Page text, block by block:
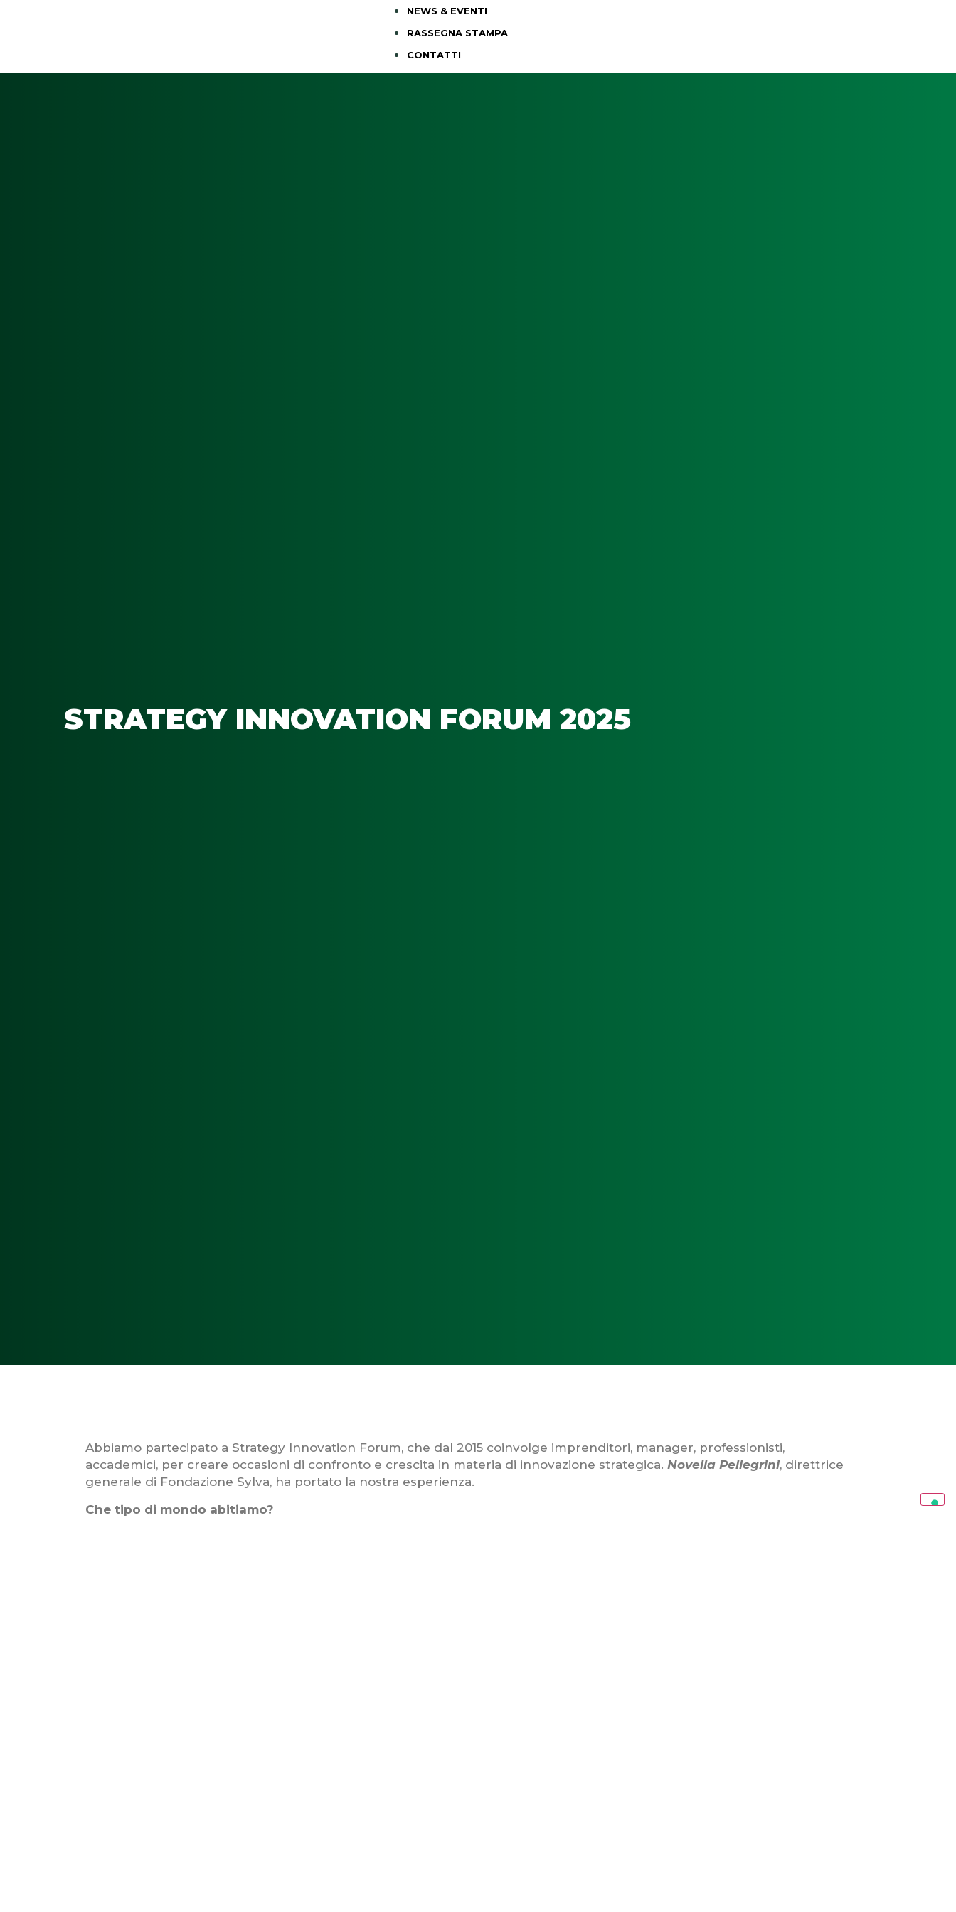
NEWS & EVENTI
RASSEGNA STAMPA
CONTATTI
STRATEGY INNOVATION FORUM 2025
Abbiamo partecipato a Strategy Innovation Forum, che dal 2015 coinvolge imprenditori, manager, professionisti,
accademici, per creare occasioni di confronto e crescita in materia di innovazione strategica. Novella Pellegrini, direttrice
generale di Fondazione Sylva, ha portato la nostra esperienza.
Che tipo di mondo abitiamo?